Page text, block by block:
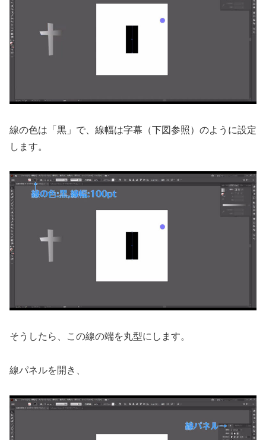
線の色は「黒」で、線幅は字幕（下図参照）のように設定
します。
そうしたら、この線の端を丸型にします。
線パネルを開き、